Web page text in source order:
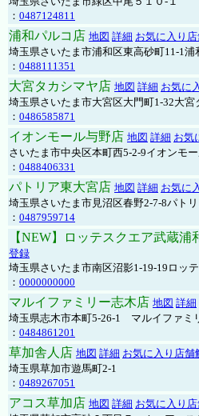
： 0487124811
浦和パルコ店 地図 詳細 お気に入り
埼玉県さいたま市浦和区東高砂町11-1浦
： 0488111351
大宮タカシマヤ店 地図 詳細 お気に
埼玉県さいたま市大宮区大門町1-32大宮
： 0486585871
イオンモール与野店 地図 詳細 お気
さいたま市中央区本町西5-2-9イオンモ
： 0488406331
パトリア東大宮店 地図 詳細 お気に
埼玉県さいたま市見沼区春野2-7-8パト
： 0487959714
【NEW】ロッテスクエア武蔵浦
登録
埼玉県さいたま市南区沼影1-19-19ロッ
： 0000000000
マルイファミリー志木店 地図 詳細
埼玉県志木市本町5-26-1 マルイファミ
： 0484861201
草加舎人店 地図 詳細 お気に入り店舗
埼玉県草加市遊馬町2-1
： 0489267051
アコス草加店 地図 詳細 お気に入り